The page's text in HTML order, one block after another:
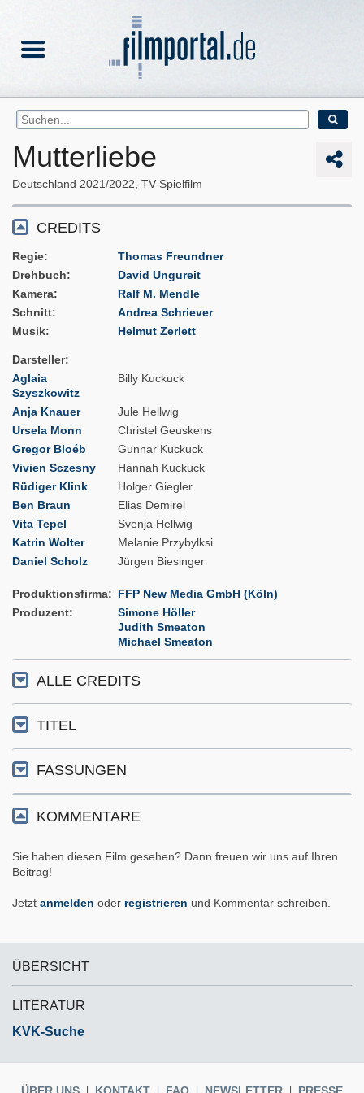
Mutterliebe
Deutschland 2021/2022 TV-Spielfilm
CREDITS
Regie
Thomas Freundner
Drehbuch
David Ungureit
Kamera
Ralf M. Mendle
Schnitt
Andrea Schriever
Musik
Helmut Zerlett
Darsteller
Aglaia
Szyszkowitz
Billy Kuckuck
Anja Knauer
Jule Hellwig
Ursela Monn
Christel Geuskens
Gregor Bloéb
Gunnar Kuckuck
Vivien Sczesny
Hannah Kuckuck
Rüdiger Klink
Holger Giegler
Ben Braun
Elias Demirel
Vita Tepel
Svenja Hellwig
Katrin Wolter
Melanie Przybylksi
Daniel Scholz
Jürgen Biesinger
Produktionsfirma
FFP New Media GmbH (Köln)
Produzent
Simone Höller
Judith Smeaton
Michael Smeaton
ALLE CREDITS
TITEL
FASSUNGEN
KOMMENTARE
Sie haben diesen Film gesehen? Dann freuen wir uns auf Ihren
Beitrag!
Jetzt anmelden oder registrieren und Kommentar schreiben.
ÜBERSICHT
LITERATUR
KVK-Suche